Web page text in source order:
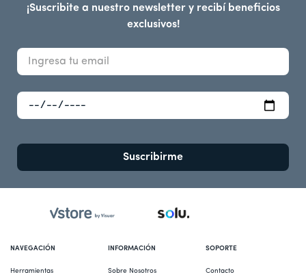
¡Suscribite a nuestro newsletter y recibí beneficios
exclusivos!
Suscribirme
NAVEGACIÓN
Herramientas
INFORMACIÓN
Sobre Nosotros
SOPORTE
Contacto